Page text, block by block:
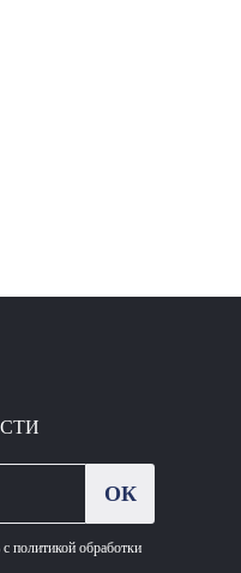
ОК
политикой обработки